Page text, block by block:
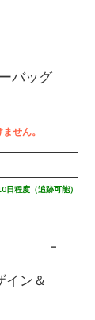
バッグ
せん。
程度（追跡可能）
-
イン＆